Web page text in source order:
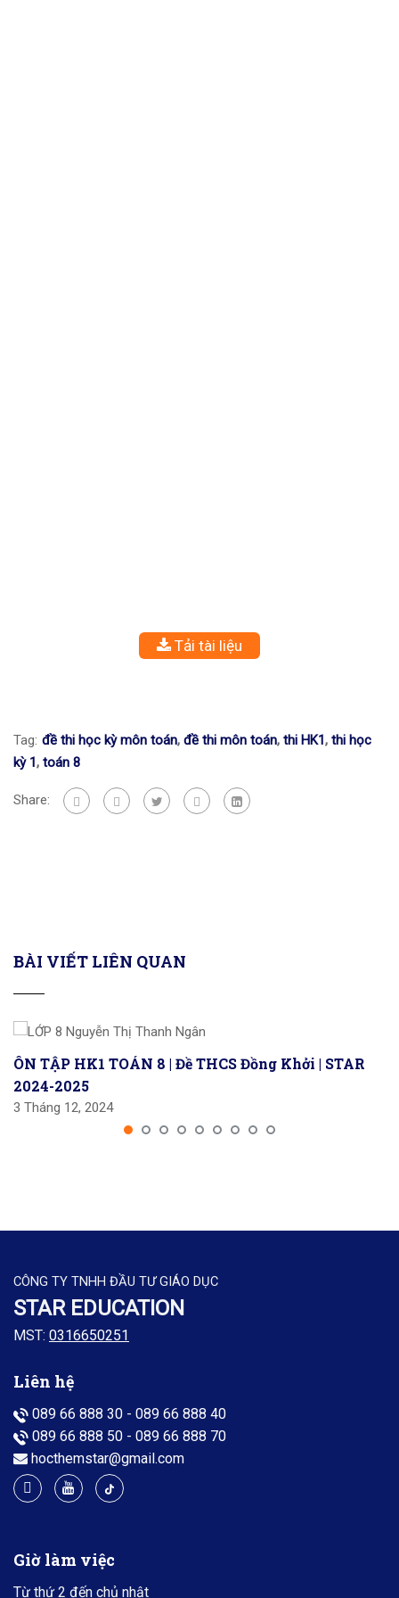
Tải tài liệu
Tag: đề thi học kỳ môn toán, đề thi môn toán, thi HK1, thi học
kỳ 1, toán 8
Share:
BÀI VIẾT LIÊN QUAN
ÔN TẬP HK1 TOÁN 8 | Đề THCS Đồng Khởi | STAR
2024-2025
3 Tháng 12, 2024
CÔNG TY TNHH ĐẦU TƯ GIÁO DỤC
STAR EDUCATION
MST: 0316650251
Liên hệ
089 66 888 30 - 089 66 888 40
089 66 888 50 - 089 66 888 70
hocthemstar@gmail.com
Giờ làm việc
Từ thứ 2 đến chủ nhật